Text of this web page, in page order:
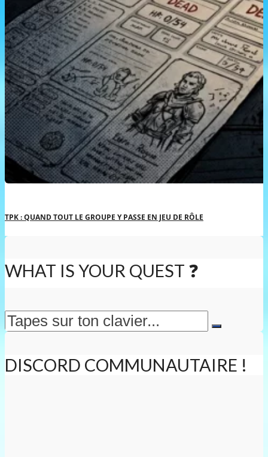
TPK : QUAND TOUT LE GROUPE Y PASSE EN JEU DE RÔLE
WHAT IS YOUR QUEST ❓
DISCORD COMMUNAUTAIRE !